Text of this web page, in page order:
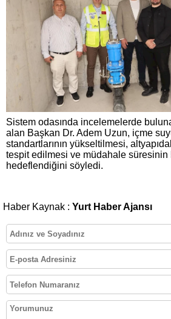
Sistem odasında incelemelerde
alan Başkan Dr. Adem Uzun, içme
standartlarının yükseltilmesi,
tespit edilmesi ve müdahale süresinin
hedeflendiğini söyledi.
Haber Kaynak : Yurt Haber Ajansı